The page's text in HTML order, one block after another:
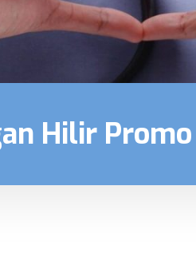
Hilir